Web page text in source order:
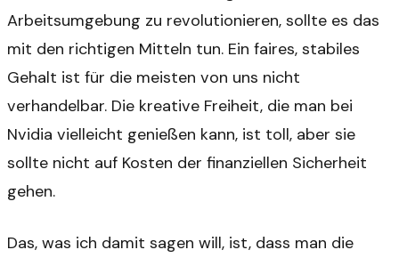
Arbeitsumgebung zu revolutionieren, sollte es das
mit den richtigen Mitteln tun. Ein faires, stabiles
Gehalt ist für die meisten von uns nicht
verhandelbar. Die kreative Freiheit, die man bei
Nvidia vielleicht genießen kann, ist toll, aber sie
sollte nicht auf Kosten der finanziellen Sicherheit
gehen.
Das, was ich damit sagen will, ist, dass man die